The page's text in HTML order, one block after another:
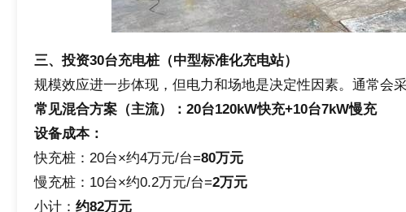
三、投资30台充电桩（中型标准化充电站）
规模效应进一步体现，但电力和场地是决定性因素。通常会采
常见混合方案（主流）：20台120kW快充+10台7kW慢充
设备成本：
快充桩：20台×约4万元/台=80万元
慢充桩：10台×约0.2万元/台=2万元
小计： 约82万元